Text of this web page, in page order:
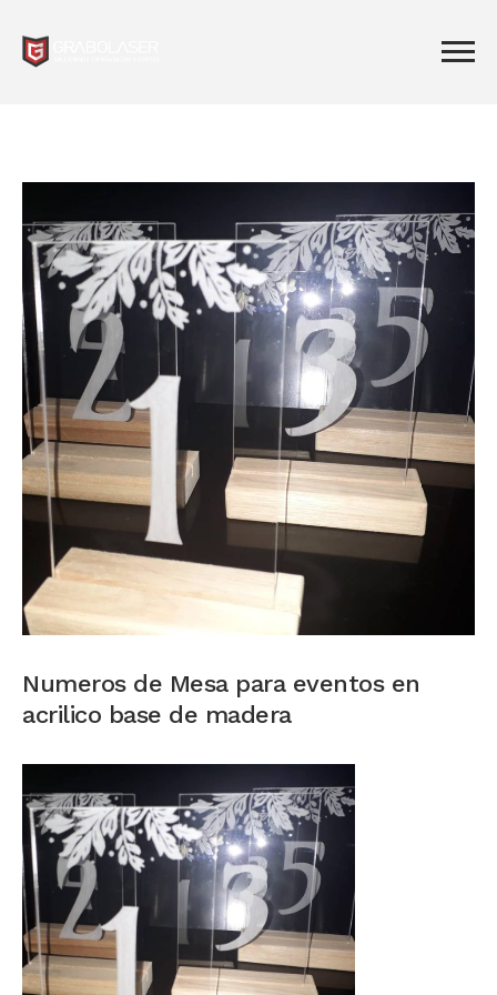
Numeros de Mesa para eventos en
acrilico base de madera